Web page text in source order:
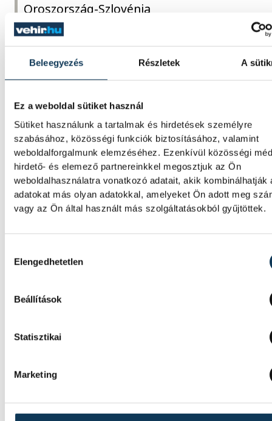
Beleegyezés Részletek A
Ez a weboldal sütiket használ
Sütiket használunk a tartalmak és hirdetések személyre
szabásához, közösségi funkciók biztosításához, valamint
weboldalforgalmunk elemzéséhez. Ezenkívül közösségi
hirdető- és elemező partnereinkkel megosztjuk az Ön
weboldalhasználatra vonatkozó adatait, akik kombinálhatják
adatokat más olyan adatokkal, amelyeket Ön adott meg
vagy az Ön által használt más szolgáltatásokból gyűjtöttek.
Elengedhetetlen
Beállítások
Statisztikai
Marketing
Oroszország-Szlovénia
Zaragoza
Spanyolország-Németország
Franciaország-Horvátország
kézilabda